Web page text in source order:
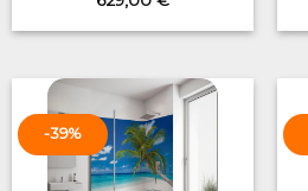
price
was:
is:
-39%